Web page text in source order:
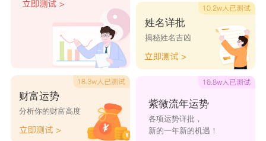
财富运势
分析你的财富高度
姓名详批
揭秘姓名吉凶
紫微流年运势
各项运势详批，
新的一年新的机遇！